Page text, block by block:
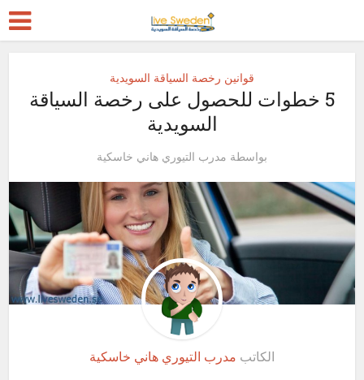
قوانين رخصة السياقة السويدية
5 خطوات للحصول على رخصة السياقة
السويدية
بواسطة مدرب التيوري هاني خاسكية
الكاتب مدرب التيوري هاني خاسكية